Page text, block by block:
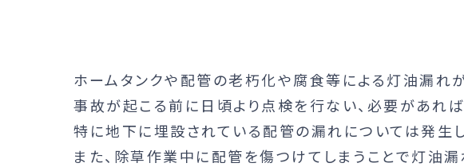
ホームタンクや配管の老朽化や腐食等による灯油漏れ
事故が起こる前に日頃より点検を行ない、必要があれ
特に地下に埋設されている配管の漏れについては発生
また、除草作業中に配管を傷つけてしまうことで灯油